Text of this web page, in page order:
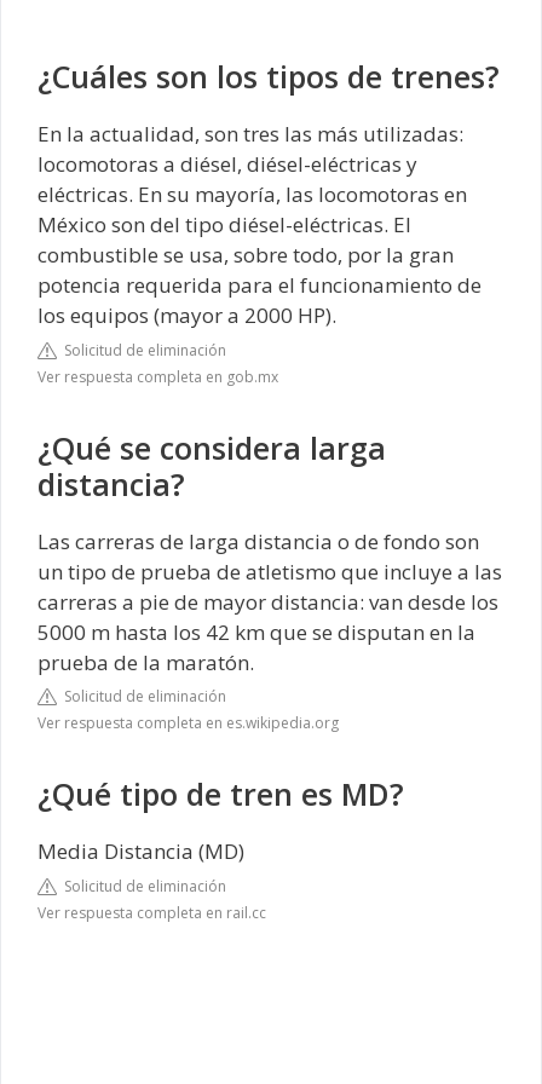
¿Cuáles son los tipos de trenes?
En la actualidad, son tres las más utilizadas:
locomotoras a diésel, diésel-eléctricas y
eléctricas. En su mayoría, las locomotoras en
México son del tipo diésel-eléctricas. El
combustible se usa, sobre todo, por la gran
potencia requerida para el funcionamiento de
los equipos (mayor a 2000 HP).
Solicitud de eliminación
Ver respuesta completa en gob.mx
¿Qué se considera larga
distancia?
Las carreras de larga distancia o de fondo son
un tipo de prueba de atletismo que incluye a las
carreras a pie de mayor distancia: van desde los
5000 m hasta los 42 km que se disputan en la
prueba de la maratón.
Solicitud de eliminación
Ver respuesta completa en es.wikipedia.org
¿Qué tipo de tren es MD?
Media Distancia (MD)
Solicitud de eliminación
Ver respuesta completa en rail.cc